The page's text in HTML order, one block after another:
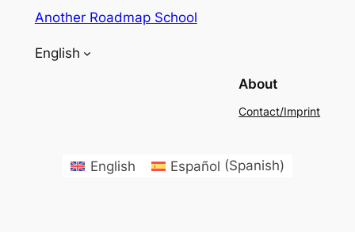
Another Roadmap School
English
About
Contact/Imprint
English Español (Spanish)